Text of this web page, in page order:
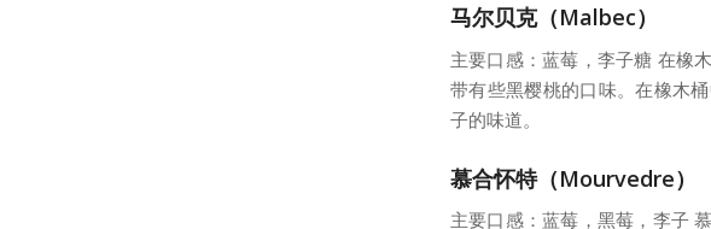
马尔贝克（Malbec）
主要口感：蓝莓，李子糖 在橡
带有些黑樱桃的口味。在橡木
子的味道。
慕合怀特（Mourvedre）
主要口感：蓝莓，黑莓，李子